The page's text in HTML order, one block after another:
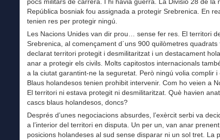
República bosniak fou assignada a protegir Srebrenica. En
tenien res per protegir ningú.
Les Nacions Unides van dir prou… sense fer res. El territori
Srebrenica, al començament d´uns 900 quilòmetres quadrats
declarat territori protegit i desmilitaritzat i un destacament
anar a protegir els civils. Molts capitostos internacionals
a la ciutat garantint-ne la seguretat. Però ningú volia complir i
Blaus holandesos tenien prohibit intervenir. Com ho veien a
El territori ni estava protegit ni desmilitaritzat. Què havien
cascs blaus holandesos, doncs?
Després d’unes negociacions absurdes, l’exèrcit serbi va
a l’interior del territori en disputa. Un per un, van anar
posicions holandeses al sud sense disparar ni un sol tret. La